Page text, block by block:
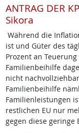
ANTRAG DER
Sikora
Während die
ist und Güter des
Prozent an
Familienbeihilfe
nicht
Familienbeihilfe
Familienleistungen
restlichen EU nur
gegen diese